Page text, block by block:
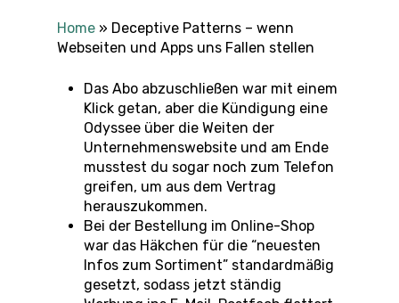
Home » Deceptive Patterns – wenn
Webseiten und Apps uns Fallen stellen
Das Abo abzuschließen war mit einem
Klick getan, aber die Kündigung eine
Odyssee über die Weiten der
Unternehmenswebsite und am Ende
musstest du sogar noch zum Telefon
greifen, um aus dem Vertrag
herauszukommen.
Bei der Bestellung im Online-Shop
war das Häkchen für die “neuesten
Infos zum Sortiment” standardmäßig
gesetzt, sodass jetzt ständig